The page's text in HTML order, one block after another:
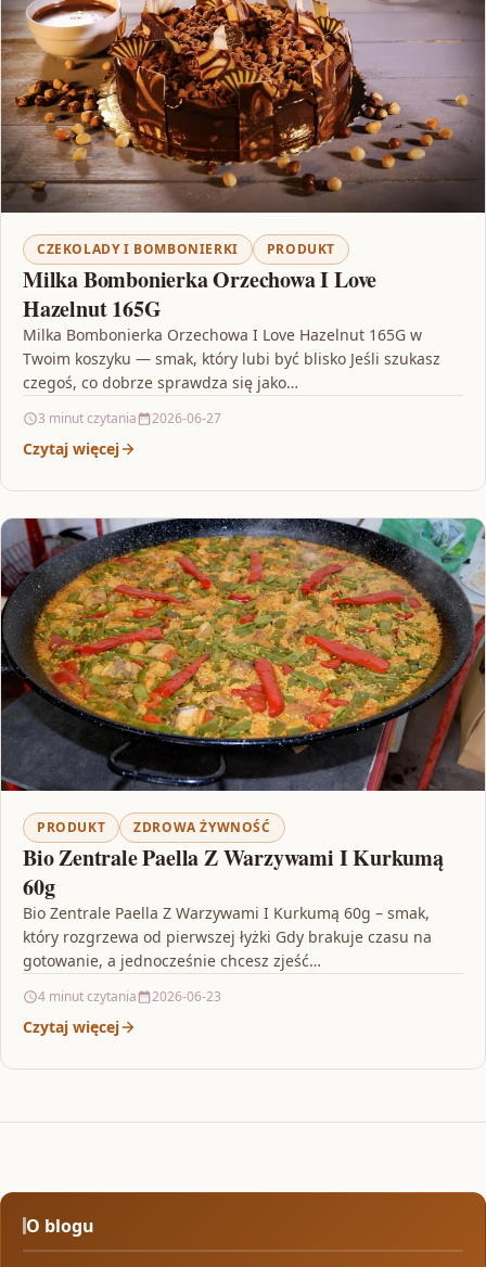
CZEKOLADY I BOMBONIERKI PRODUKT
Milka Bombonierka Orzechowa I Love
Hazelnut 165G
Milka Bombonierka Orzechowa I Love Hazelnut 165G w
Twoim koszyku — smak, który lubi być blisko Jeśli szukasz
czegoś, co dobrze sprawdza się jako…
3 minut czytania 2026-06-27
Czytaj więcej
PRODUKT ZDROWA ŻYWNOŚĆ
Bio Zentrale Paella Z Warzywami I Kurkumą
60g
Bio Zentrale Paella Z Warzywami I Kurkumą 60g – smak,
który rozgrzewa od pierwszej łyżki Gdy brakuje czasu na
gotowanie, a jednocześnie chcesz zjeść…
4 minut czytania 2026-06-23
Czytaj więcej
O blogu